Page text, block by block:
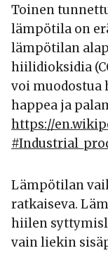
Toinen
lämpötila on
lämpötilan
hiilidioksidia
voi muodostua
happea ja
https://
Lämpötilan
ratkaiseva.
hiilen
vain liekin